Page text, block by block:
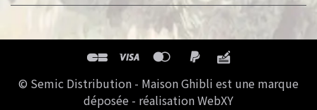
© Semic Distribution - Maison Ghibli est une marque
déposée - réalisation WebXY